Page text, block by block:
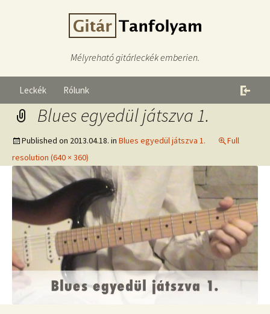
Mélyreható gitárleckék emberien.
Leckék Rólunk
Blues egyedül játszva 1.
Published on 2013.04.18. in Blues egyedül játszva 1.
Full
resolution (640 × 360)